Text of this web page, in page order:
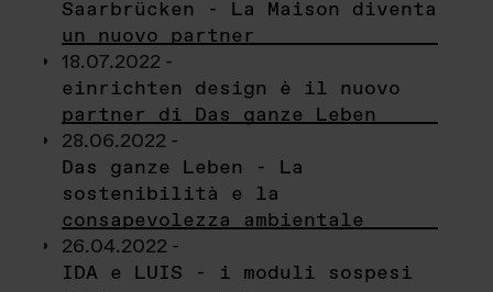
Saarbrücken - La Maison diventa
un nuovo partner
18.07.2022 -
einrichten design è il nuovo
partner di Das ganze Leben
28.06.2022 -
Das ganze Leben - La
sostenibilità e la
consapevolezza ambientale
26.04.2022 -
IDA e LUIS - i moduli sospesi